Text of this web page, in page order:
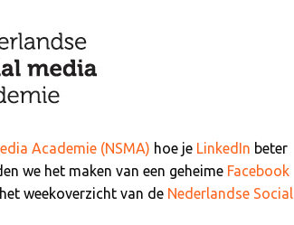
Academie (NSMA) hoe je LinkedIn beter
we het maken van een geheime Facebook
weekoverzicht van de Nederlandse Social